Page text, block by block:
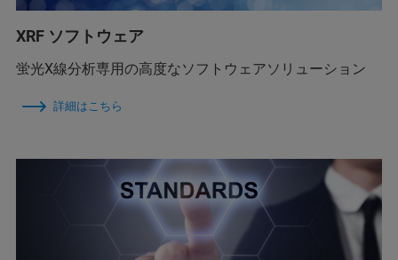
XRF ソフトウェア
蛍光X線分析専用の高度なソフトウェアソリューション
詳細はこちら